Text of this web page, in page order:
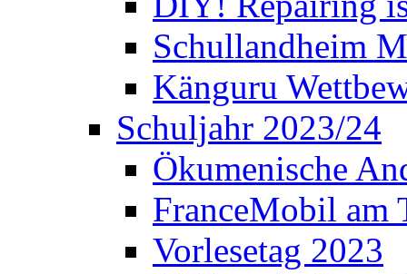
Schullandheim
Känguru
Schuljahr 2023/24
Ökumenische
FranceMobil am
Vorlesetag 2023